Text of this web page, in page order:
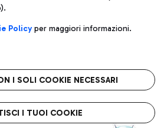
Note legali
Roma FCO
stellato
Policyper maggiori informazioni.
I SOLI COOKIE NECESSARI
I TUOI COOKIE